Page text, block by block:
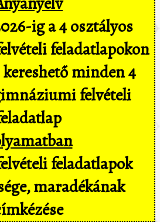
ig a 4 osztályos
feladatlapokon
kereshető minden 4
felvételi
feladatlapok
maradékának